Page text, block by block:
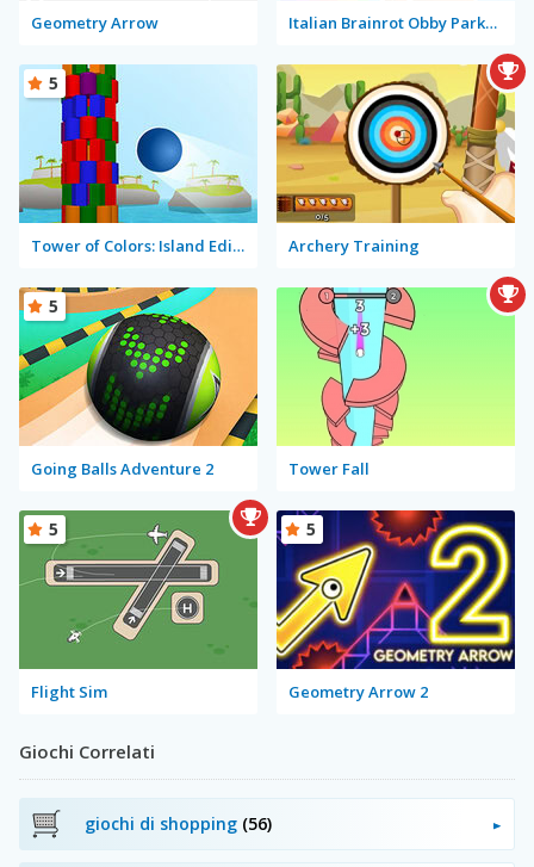
Geometry Arrow Italian Brainrot Obby Parkour
Tower of Colors: Island Edition
5
Archery Training
Going Balls Adventure 2
5
Tower Fall
Flight Sim
5
Geometry Arrow 2
5
Giochi Correlati
giochi di shopping (56)